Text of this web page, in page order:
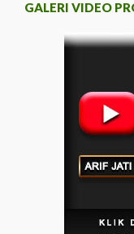
GALERI VIDEO